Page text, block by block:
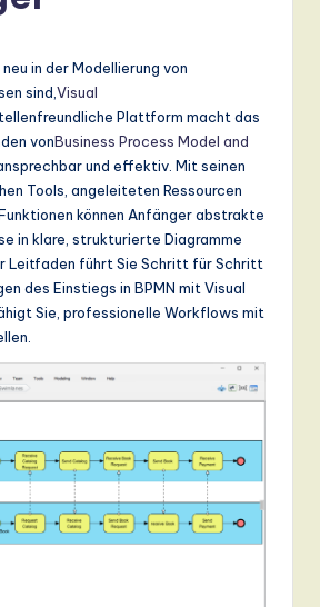
in der Modellierung von
sind, Visual
Plattform macht das
vonBusiness Process Model and
und effektiv. Mit seinen
Tools, angeleiteten Ressourcen
können Anfänger abstrakte
in klare, strukturierte Diagramme
Leitfaden führt Sie Schritt für Schritt
des Einstiegs in BPMN mit Visual
Sie, professionelle Workflows mit